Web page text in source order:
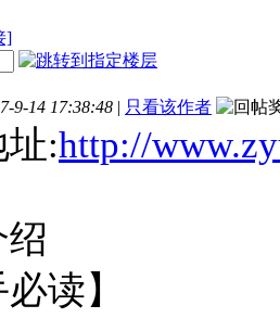
]
9-14 17:38:48 | 只看该作者
:http://
必读】